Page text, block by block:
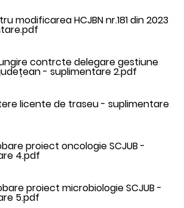
modificarea HCJBN nr.181 din 2023
contrcte delegare gestiune
- suplimentare 2.pdf
licente de traseu - suplimentare
proiect oncologie SCJUB -
4.pdf
proiect microbiologie SCJUB -
5.pdf